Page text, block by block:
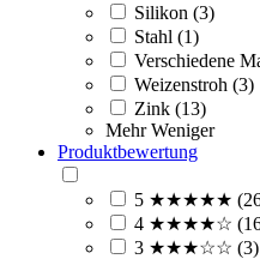
Silikon (3)
Stahl (1)
Verschiedene
Weizenstroh (3)
Zink (13)
Mehr Weniger
Produktbewertung
5 ★★★★★
4 ★★★★☆
3 ★★★☆☆ (3)